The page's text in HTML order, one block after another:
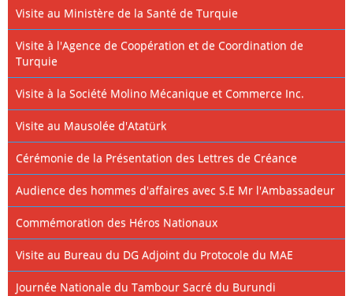
Visite au Ministère de la Santé de Turquie
Visite à l'Agence de Coopération et de Coordination de
Turquie
Visite à la Société Molino Mécanique et Commerce Inc.
Visite au Mausolée d'Atatürk
Cérémonie de la Présentation des Lettres de Créance
Audience des hommes d'affaires avec S.E Mr l'Ambassadeur
Commémoration des Héros Nationaux
Visite au Bureau du DG Adjoint du Protocole du MAE
Journée Nationale du Tambour Sacré du Burundi